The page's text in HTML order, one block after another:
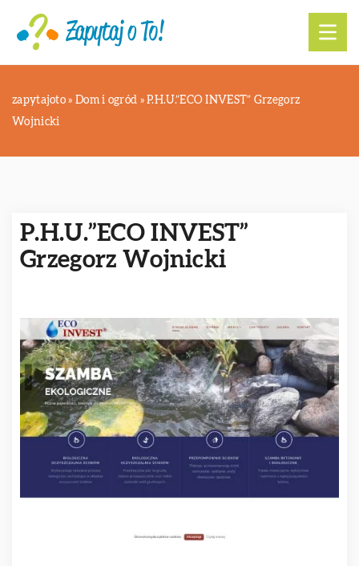
zapytajoto » Dom i ogród »P.H.U.”ECO INVEST” Grzegorz
Wojnicki
P.H.U.”ECO INVEST”
Grzegorz Wojnicki